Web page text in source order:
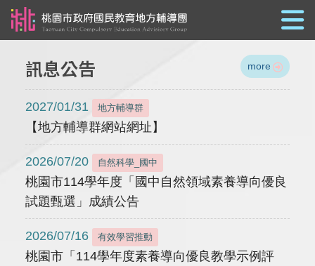
訊息公告 more
2027/01/31 地方輔導群
【地方輔導群網站網址】
2026/07/20 自然科學_國中
桃園市114學年度「國中自然領域素養導向優良
試題甄選」成績公告
2026/07/16 有效學習推動
桃園市「114學年度素養導向優良教學示例評